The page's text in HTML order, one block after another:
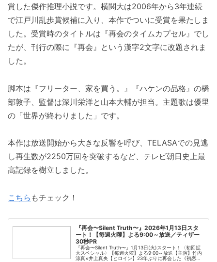
賞した傑作推理小説です。横関大は2006年から3年連続
で江戸川乱歩賞候補に入り、本作でついに受賞を果たしま
した。受賞時のタイトルは『再会のタイムカプセル』でし
たが、刊行の際に『再会』という漢字2文字に改題されま
した。
脚本は『フリーター、家を買う。』『ハケンの品格』の橋
部敦子、監督は深川栄洋と山本大輔が担当。主題歌は優里
の「世界が終わりました」です。
本作は放送開始から大きな反響を呼び、TELASAでの見逃
し再生数が2250万回を突破するなど、テレビ朝日史上最
高記録を樹立しました。
こちら もチェック！
『再会〜Silent Truth〜』2026年1月13日スタ
ート！【毎週火曜】よる9:00～放送／ティザー
30秒PR
『再会〜Silent Truth〜』1月13日(火)スタート！〈初回拡
大スペシャル〉【毎週火曜】よる9:00～放送【主演】竹内
涼真×井上真央【ヒロイン】23年ぶりに再会した《初恋の